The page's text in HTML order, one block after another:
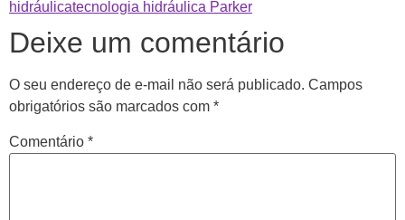
hidráulicatecnologia hidráulica Parker
Deixe um comentário
O seu endereço de e-mail não será publicado. Campos
obrigatórios são marcados com *
Comentário *